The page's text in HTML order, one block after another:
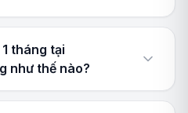
tháng tại
như thế nào?